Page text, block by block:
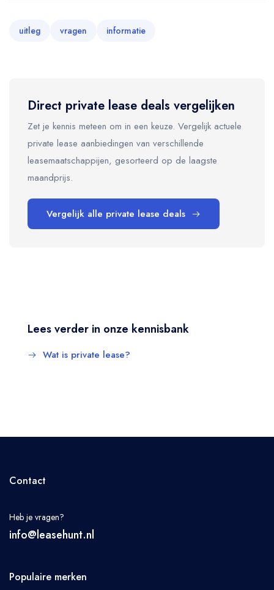
uitleg vragen informatie
Direct private lease deals vergelijken
Zet je kennis meteen om in een keuze. Vergelijk actuele
private lease aanbiedingen van verschillende
leasemaatschappijen, gesorteerd op de laagste
maandprijs.
Vergelijk alle private lease deals
Lees verder in onze kennisbank
Wat is private lease?
Contact
Heb je vragen?
info@leasehunt.nl
Populaire merken